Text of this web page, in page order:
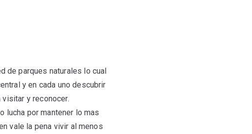
de parques naturales lo cual
y en cada uno descubrir
y reconocer.
lucha por mantener lo mas
vale la pena vivir al menos